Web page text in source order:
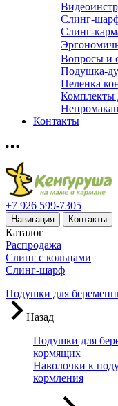
Слинг-
Слинг-
Вопросы и
Подушка-
Пеленка
Комплекты
Контакты
+7 926 599-7305
Навигация Контакты
Каталог
Распродажа
Слинг с кольцами
Слинг-шарф
Подушки для
Назад
Подушки для
кормящих
Наволочки к
кормления